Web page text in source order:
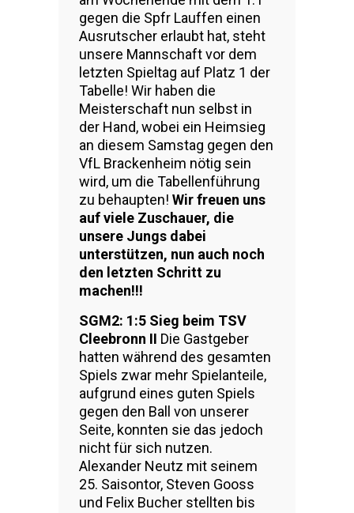
gegen die Spfr Lauffen einen
Ausrutscher erlaubt hat, steht
unsere Mannschaft vor dem
letzten Spieltag auf Platz 1 der
Tabelle! Wir haben die
Meisterschaft nun selbst in
der Hand, wobei ein Heimsieg
an diesem Samstag gegen den
VfL Brackenheim nötig sein
wird, um die Tabellenführung
zu behaupten! Wir freuen uns
auf viele Zuschauer, die
unsere Jungs dabei
unterstützen, nun auch noch
den letzten Schritt zu
machen!!!
SGM2: 1:5 Sieg beim TSV
Cleebronn II Die Gastgeber
hatten während des gesamten
Spiels zwar mehr Spielanteile,
aufgrund eines guten Spiels
gegen den Ball von unserer
Seite, konnten sie das jedoch
nicht für sich nutzen.
Alexander Neutz mit seinem
25. Saisontor, Steven Gooss
und Felix Bucher stellten bis